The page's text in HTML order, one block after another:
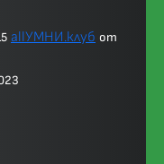
allУМНИ.клуб от